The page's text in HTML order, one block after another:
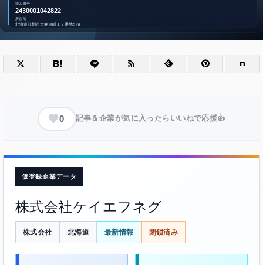
0 記事＆企業が気に入ったらいいねで応援👍
仮登録企業データ
株式会社ケイエフネグ
株式会社 北海道 最新情報 閉鎖済み